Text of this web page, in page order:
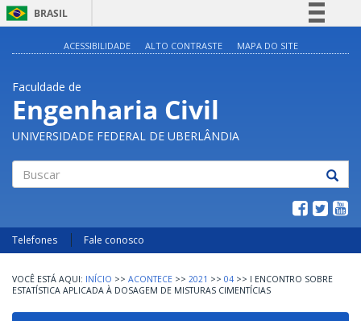
BRASIL
Legislação
Canais
ACESSIBILIDADE ALTO CONTRASTE MAPA DO SITE
Faculdade de
Engenharia Civil
UNIVERSIDADE FEDERAL DE UBERLÂNDIA
Telefones Fale conosco
INÍCIO >> ACONTECE >> 2021 >> 04 >> I ENCONTRO SOBRE
ESTATÍSTICA APLICADA À DOSAGEM DE MISTURAS CIMENTÍCIAS